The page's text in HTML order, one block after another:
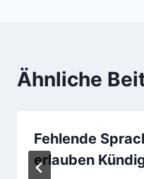
Ähnliche
Fehlende
erlauben